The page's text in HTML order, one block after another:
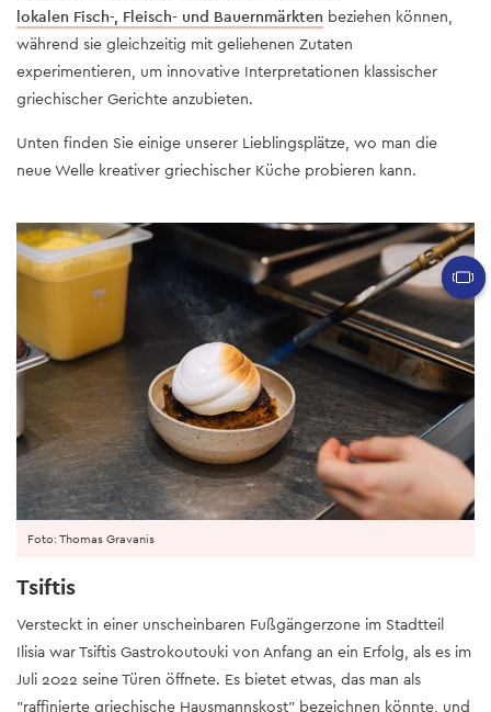
lokalen Fisch-, Fleisch- und Bauernmärkten beziehen können,
während sie gleichzeitig mit geliehenen Zutaten
experimentieren, um innovative Interpretationen klassischer
griechischer Gerichte anzubieten.
Unten finden Sie einige unserer Lieblingsplätze, wo man die
neue Welle kreativer griechischer Küche probieren kann.
Foto: Thomas Gravanis
Tsiftis
Versteckt in einer unscheinbaren Fußgängerzone im Stadtteil
Ilisia war Tsiftis Gastrokoutouki von Anfang an ein Erfolg, als es im
Juli 2022 seine Türen öffnete. Es bietet etwas, das man als
"raffinierte griechische Hausmannskost" bezeichnen könnte, und